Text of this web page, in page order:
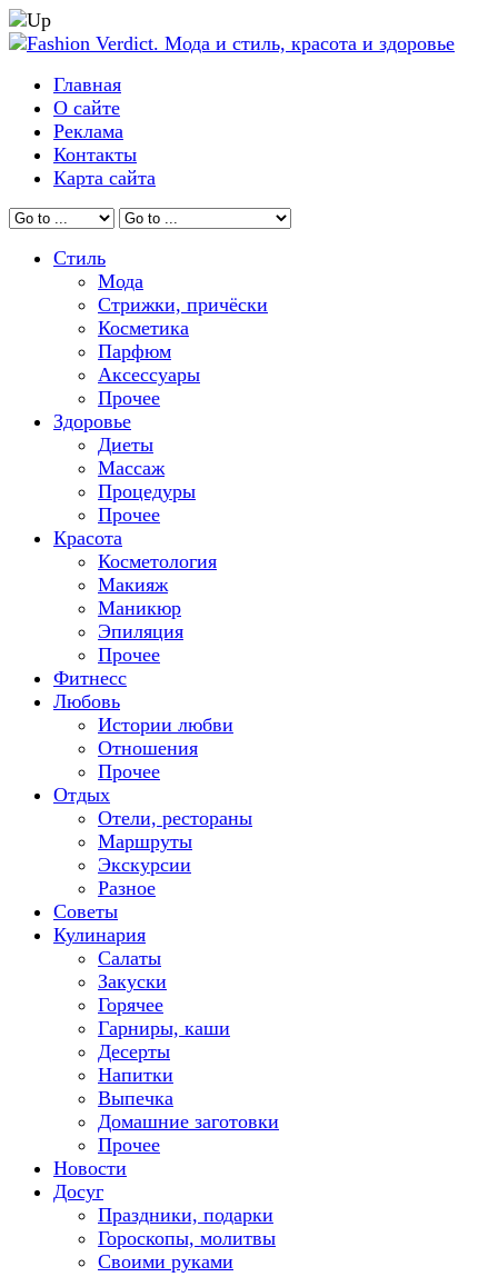
Главная
О сайте
Реклама
Контакты
Карта сайта
Стиль
Мода
Стрижки, причёски
Косметика
Парфюм
Аксессуары
Прочее
Здоровье
Диеты
Массаж
Процедуры
Прочее
Красота
Косметология
Макияж
Маникюр
Эпиляция
Прочее
Фитнесс
Любовь
Истории любви
Отношения
Прочее
Отдых
Отели, рестораны
Маршруты
Экскурсии
Разное
Советы
Кулинария
Салаты
Закуски
Горячее
Гарниры, каши
Десерты
Напитки
Выпечка
Домашние заготовки
Прочее
Новости
Досуг
Праздники, подарки
Гороскопы, молитвы
Своими руками